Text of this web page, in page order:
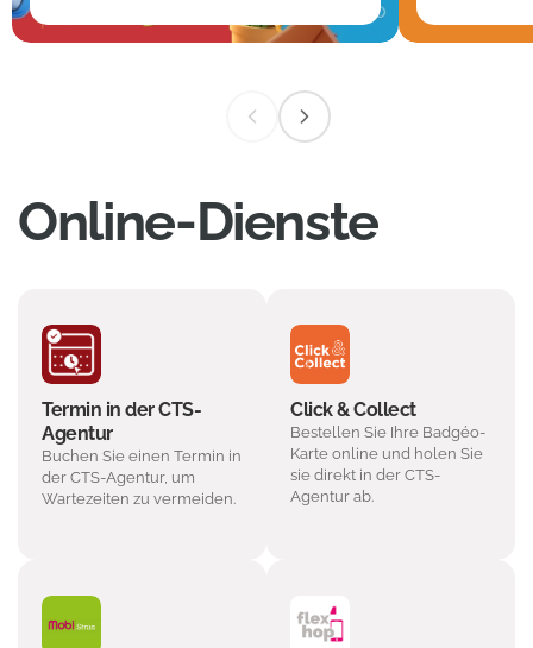
Online-Dienste
Termin in der CTS-
Agentur
Buchen Sie einen Termin in
der CTS-Agentur, um
Wartezeiten zu vermeiden.
Click & Collect
Bestellen Sie Ihre Badgéo-
Karte online und holen Sie
sie direkt in der CTS-
Agentur ab.